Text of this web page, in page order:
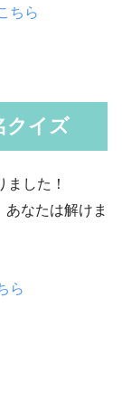
ちら
クイズ
ました！
なたは解けま
ら